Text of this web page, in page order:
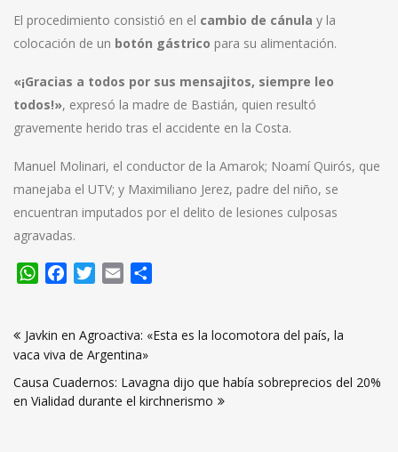
El procedimiento consistió en el cambio de cánula y la
colocación de un botón gástrico para su alimentación.
«¡Gracias a todos por sus mensajitos, siempre leo
todos!», expresó la madre de Bastián, quien resultó
gravemente herido tras el accidente en la Costa.
Manuel Molinari, el conductor de la Amarok; Noamí Quirós, que
manejaba el UTV; y Maximiliano Jerez, padre del niño, se
encuentran imputados por el delito de lesiones culposas
agravadas.
WhatsApp
FacebookTwitter
Email
de
entradas
Javkin en Agroactiva: «Esta es la locomotora del país, la
vaca viva de Argentina»
Causa Cuadernos: Lavagna dijo que había sobreprecios del 20%
en Vialidad durante el kirchnerismo